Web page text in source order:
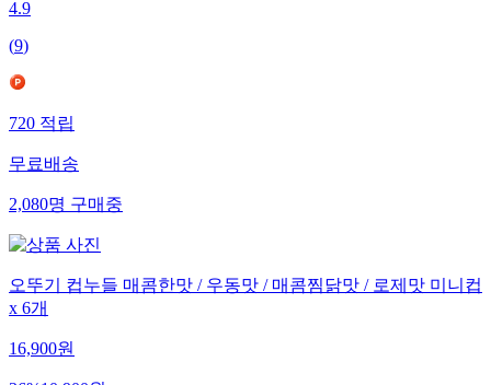
4.9
(9)
720 적립
무료배송
2,080명 구매중
오뚜기 컵누들 매콤한맛 / 우동맛 / 매콤찜닭맛 / 로제맛 미니컵
x 6개
16,900원